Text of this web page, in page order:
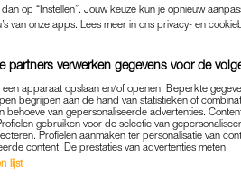
16 JAAR
FAMILIE|
09-11-2022 |
op hun dochter en
op “Instellen”. Jouw keuze kun je opnieuw
van onze apps. Lees meer in ons privacy- en
partners verwerken gegevens voor de
apparaat opslaan en/of openen. Beperkte
begrijpen aan de hand van statistieken of
behoeve van gepersonaliseerde advertenties.
gebruiken voor de selectie van
Profielen aanmaken ter personalisatie van
content. De prestaties van advertenties meten.
lijst